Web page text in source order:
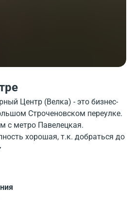
Центр (Велка) - это бизнес-
Строченовском переулке.
с метро Павелецкая.
хорошая, т.к. добраться до
Центр (Велка) можно
9 этажей, и парковка.
Moskovskiy Inzhenernyy
на фото. На
ознакомиться с районом